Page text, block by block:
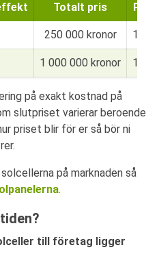
Totalt pris Pris
250 000 kronor 16
1 000 000 kronor 10
på exakt kostnad på
slutpriset varierar beroende
priset blir för er så bör ni
på marknaden så
.
till företag ligger